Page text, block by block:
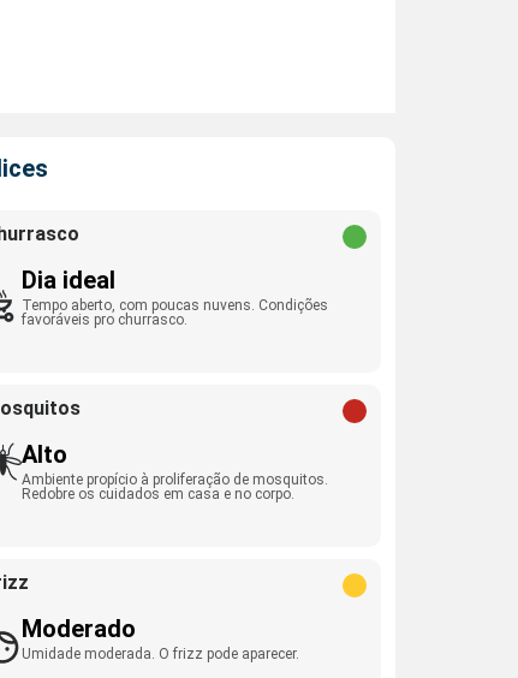
Dia ideal
Tempo aberto, com poucas nuvens. Condições
favoráveis pro churrasco.
Alto
Ambiente propício à proliferação de mosquitos.
Redobre os cuidados em casa e no corpo.
Moderado
Umidade moderada. O frizz pode aparecer.